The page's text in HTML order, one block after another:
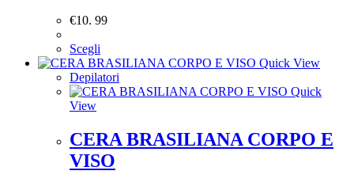
€10. 99
Scegli
Quick View
Depilatori
Quick
View
CERA BRASILIANA CORPO E
VISO